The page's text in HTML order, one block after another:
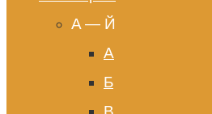
A — Й
А
Б